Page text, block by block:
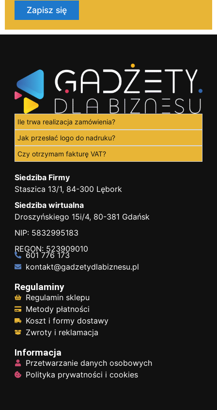
Zapisz się
Ile trwa realizacja zamówienia?
Jak przesłać logo do nadruku?
Czy otrzymam fakturę VAT?
Siedziba Firmy
Staszica 13/1, 84-300 Lębork
Siedziba wirtualna
Droszyńskiego 15i/4, 80-381 Gdańsk
NIP: 5832995183
REGON: 523909010
601 776 173
kontakt@gadzetydlabiznesu.pl
Regulaminy
Regulamin sklepu
Metody płatności
Koszt i formy dostawy
Zwroty i reklamacja
Informacja
Przetwarzanie danych osobowych
Polityka prywatności i cookies